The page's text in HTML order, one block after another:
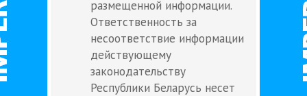
размещенной информации.
Ответственность за
несоответствие информации
действующему
законодательству
Республики Беларусь несет